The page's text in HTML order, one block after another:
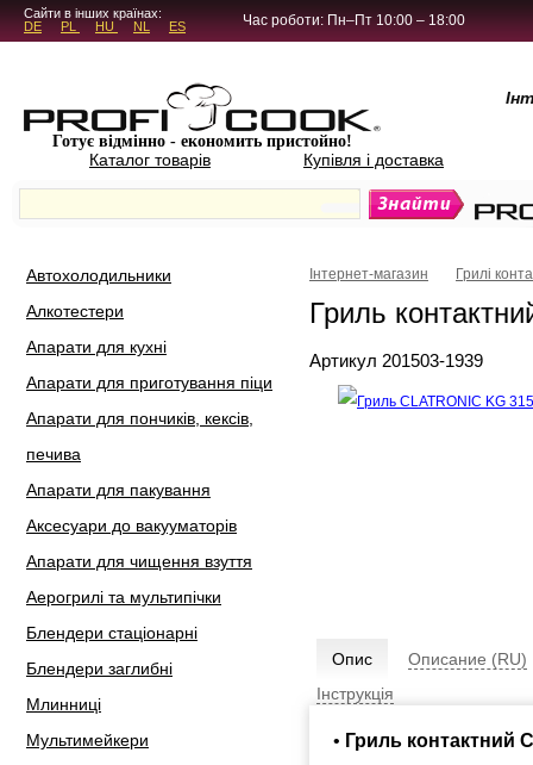
5.4.45Сайти в інших країнах:
DE
PL HU NL ES Час роботи: Пн–Пт 10:00 – 18:00
Готує відмінно - економить пристойно!
Каталог товарів Купівля і доставка
Автохолодильники
Алкотестери
Апарати для кухні
Апарати для приготування піци
Апарати для пончиків, кексів,
печива
Апарати для пакування
Аксесуари до вакууматорів
Апарати для чищення взуття
Аерогрилі та мультипічки
Блендери стаціонарні
Блендери заглибні
Млинниці
Мультимейкери
Інтернет-магазин Грилі
Гриль
Артикул 201503-1939
Опис
Описание (RU)
Інструкція
• Гриль контактний